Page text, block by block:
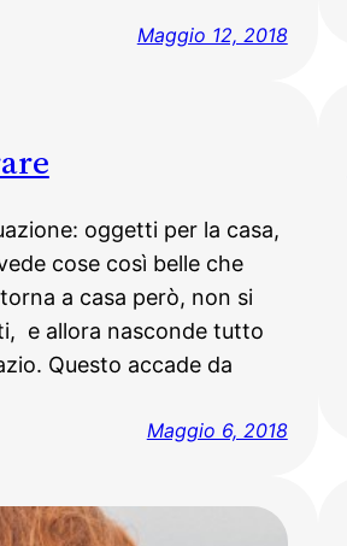
Maggio 12, 2018
oggetti per la casa,
cose così belle che
a casa però, non si
e allora nasconde tutto
Questo accade da
Maggio 6, 2018